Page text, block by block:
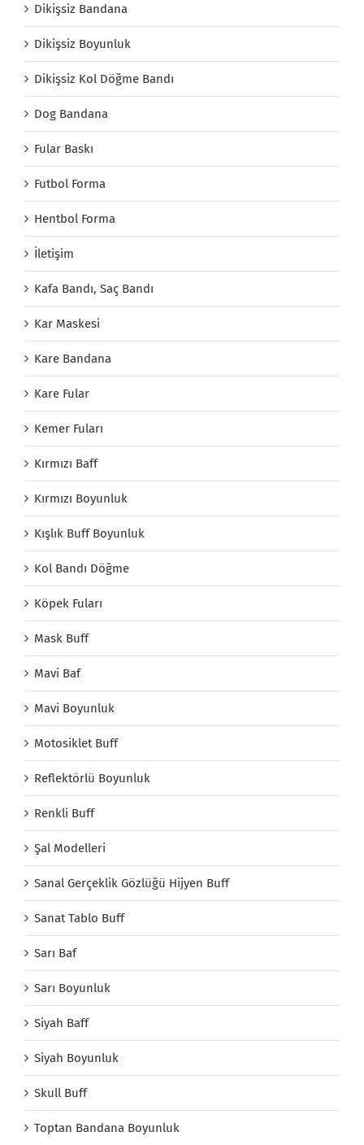
Dikişsiz Bandana
Dikişsiz Boyunluk
Dikişsiz Kol Döğme Bandı
Dog Bandana
Fular Baskı
Futbol Forma
Hentbol Forma
İletişim
Kafa Bandı, Saç Bandı
Kar Maskesi
Kare Bandana
Kare Fular
Kemer Fuları
Kırmızı Baff
Kırmızı Boyunluk
Kışlık Buff Boyunluk
Kol Bandı Döğme
Köpek Fuları
Mask Buff
Mavi Baf
Mavi Boyunluk
Motosiklet Buff
Reflektörlü Boyunluk
Renkli Buff
Şal Modelleri
Sanal Gerçeklik Gözlüğü Hijyen Buff
Sanat Tablo Buff
Sarı Baf
Sarı Boyunluk
Siyah Baff
Siyah Boyunluk
Skull Buff
Toptan Bandana Boyunluk